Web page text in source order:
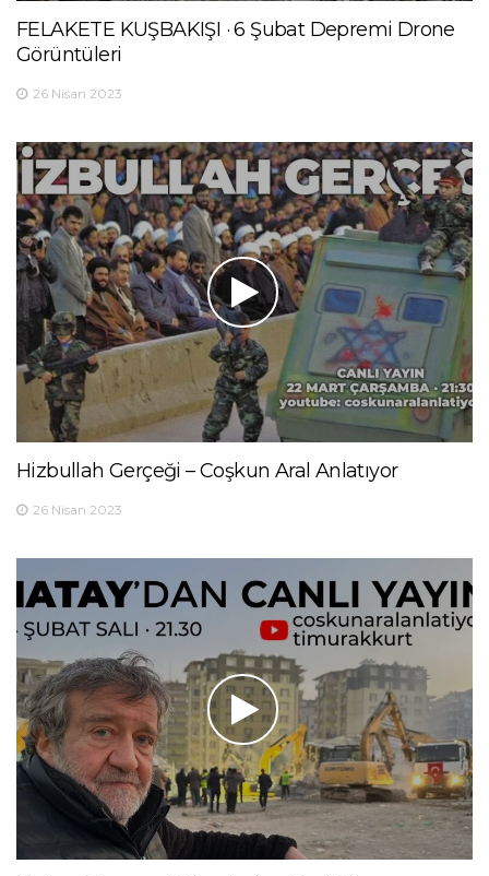
FELAKETE KUŞBAKIŞI · 6 Şubat Depremi Drone
Görüntüleri
26 Nisan 2023
Hizbullah Gerçeği – Coşkun Aral Anlatıyor
26 Nisan 2023